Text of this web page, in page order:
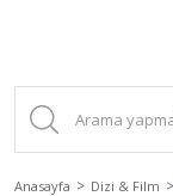
Anasayfa Dizi & Film